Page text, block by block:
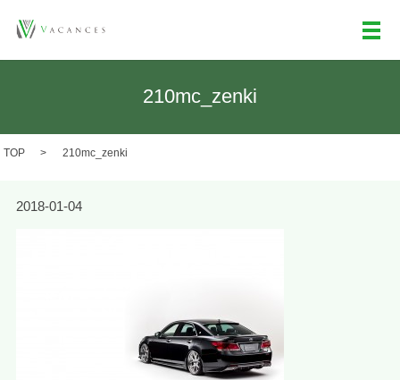
メ
210mc_zenki
TOP 210mc_zenki
2018-01-04